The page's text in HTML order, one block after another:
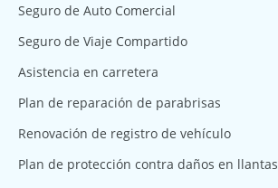
Seguro de Auto Comercial
Seguro de Viaje Compartido
Asistencia en carretera
Plan de reparación de parabrisas
Renovación de registro de vehículo
Plan de protección contra daños en llantas